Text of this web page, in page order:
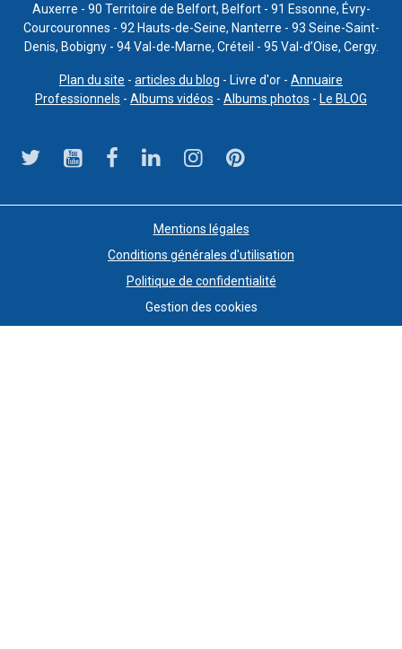
Auxerre - 90 Territoire de Belfort, Belfort - 91 Essonne, Évry-
Courcouronnes - 92 Hauts-de-Seine, Nanterre - 93 Seine-Saint-
Denis, Bobigny - 94 Val-de-Marne, Créteil - 95 Val-d’Oise, Cergy.
Plan du site - articles du blog - Livre d'or - Annuaire
Professionnels - Albums vidéos - Albums photos - Le BLOG
Mentions légales
Conditions générales d'utilisation
Politique de confidentialité
Gestion des cookies